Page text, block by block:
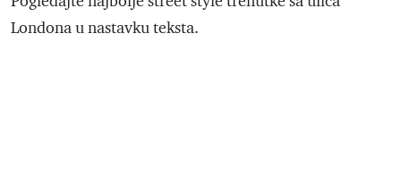
Londona u nastavku teksta.